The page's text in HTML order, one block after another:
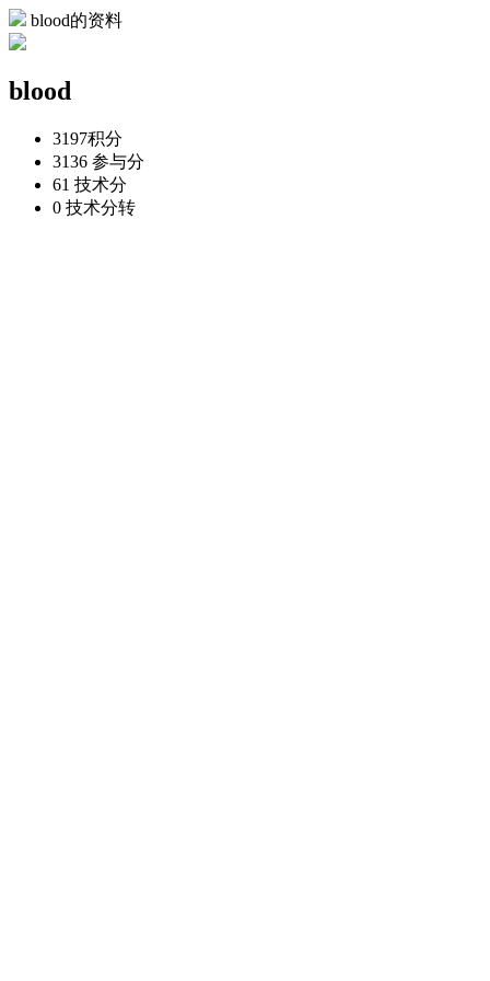
blood的资料
blood
3197积分
3136 参与分
61 技术分
0 技术分转